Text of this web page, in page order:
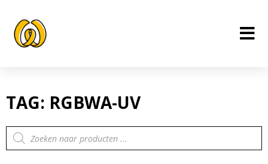
inhoud
TAG: RGBWA-UV
Producten
zoeken